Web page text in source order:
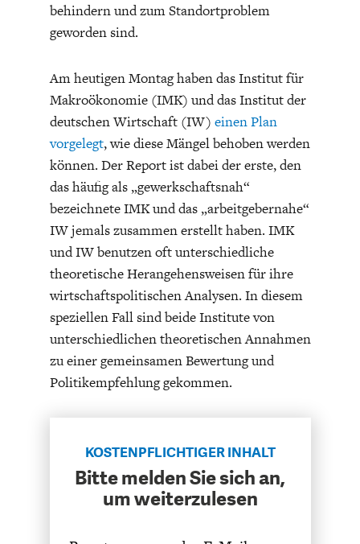
CIRCULAR ECONOMY
ENTWICKLUNGSPOLITIK
behindern und zum Standortproblem
geworden sind.
Am heutigen Montag haben das Institut für
Makroökonomie (IMK) und das Institut der
deutschen Wirtschaft (IW) einen Plan
vorgelegt, wie diese Mängel behoben werden
können. Der Report ist dabei der erste, den
das häufig als „gewerkschaftsnah“
bezeichnete IMK und das „arbeitgebernahe“
IW jemals zusammen erstellt haben. IMK
und IW benutzen oft unterschiedliche
theoretische Herangehensweisen für ihre
wirtschaftspolitischen Analysen. In diesem
speziellen Fall sind beide Institute von
unterschiedlichen theoretischen Annahmen
zu einer gemeinsamen Bewertung und
Politikempfehlung gekommen.
KOSTENPFLICHTIGER INHALT
Bitte melden Sie sich an,
um weiterzulesen